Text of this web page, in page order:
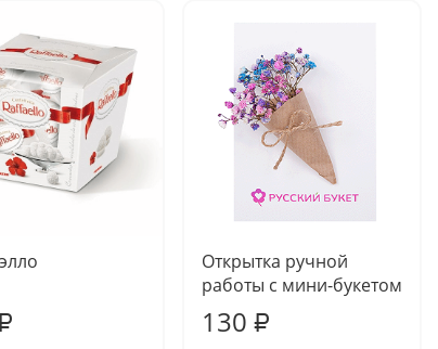
Открытка ручной
работы с мини-букетом
130 ₽